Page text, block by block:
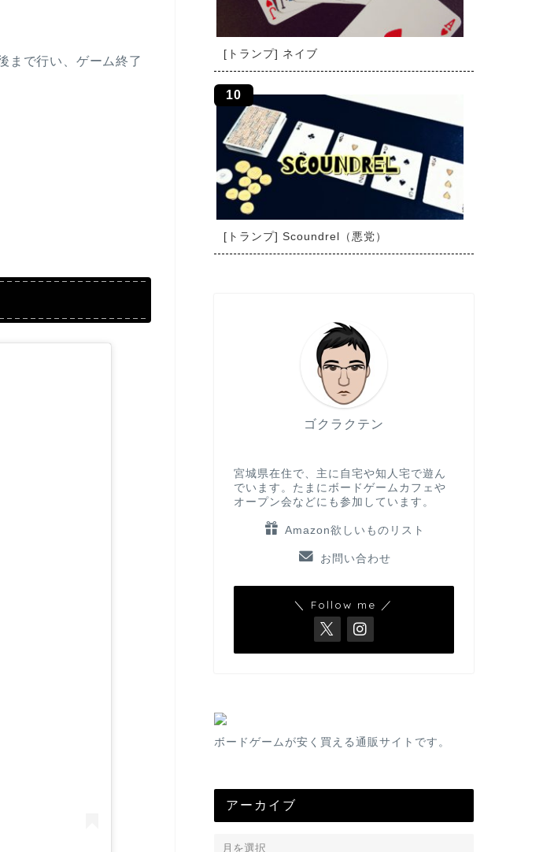
まで行い、ゲーム終了
[トランプ] ネイブ
[トランプ] Scoundrel（悪党）
ゴクラクテン
宮城県在住で、主に自宅や知人宅で遊ん
でいます。たまにボードゲームカフェや
オープン会などにも参加しています。
Amazon欲しいものリスト
お問い合わせ
＼ Follow me ／
ボードゲームが安く買える通販サイトです。
アーカイブ